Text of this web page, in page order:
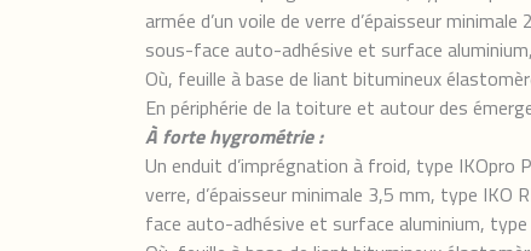
armée d’un voile de verre d’épaisseur
sous-face auto-adhésive et surface
Où, feuille à base de liant bitumineux
En périphérie de la toiture et autour des
À forte hygrométrie :
Un enduit d’imprégnation à froid, type IKOpro
verre, d’épaisseur minimale 3,5 mm, type IKO
face auto-adhésive et surface aluminium, type